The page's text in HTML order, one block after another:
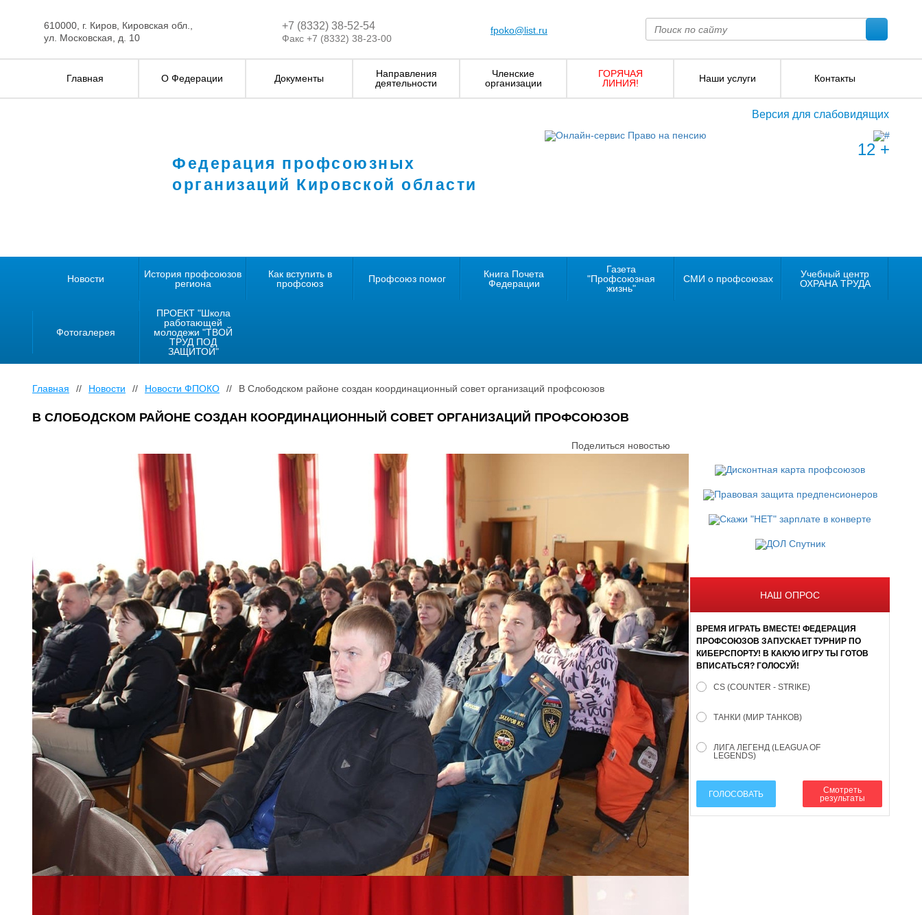
610000, г. Киров, Кировская обл.,
ул. Московская, д. 10
+7 (8332) 38-52-54
Факс +7 (8332) 38-23-00
fpoko@list.ru
Главная О Федерации Документы
Направления
деятельности
Членские
организации
ГОРЯЧАЯ
ЛИНИЯ!
Наши услуги Контакты
Версия для слабовидящих
Федерация профсоюзных
организаций Кировской области
12 +
Новости
История профсоюзов
региона
Как вступить в
профсоюз
Профсоюз помог
Книга Почета
Федерации
Газета
"Профсоюзная
жизнь"
СМИ о профсоюзах
Учебный центр
ОХРАНА ТРУДА
Фотогалерея
ПРОЕКТ "Школа
работающей
молодежи "ТВОЙ
ТРУД ПОД
ЗАЩИТОЙ"
Главная // Новости // Новости ФПОКО // В Слободском районе создан координационный совет организаций профсоюзов
В СЛОБОДСКОМ РАЙОНЕ СОЗДАН КООРДИНАЦИОННЫЙ СОВЕТ ОРГАНИЗАЦИЙ ПРОФСОЮЗОВ
Поделиться новостью
НАШ ОПРОС
ВРЕМЯ ИГРАТЬ ВМЕСТЕ! ФЕДЕРАЦИЯ
ПРОФСОЮЗОВ ЗАПУСКАЕТ ТУРНИР ПО
КИБЕРСПОРТУ! В КАКУЮ ИГРУ ТЫ ГОТОВ
ВПИСАТЬСЯ? ГОЛОСУЙ!
CS (COUNTER - STRIKE)
ТАНКИ (МИР ТАНКОВ)
ЛИГА ЛЕГЕНД (LEAGUA OF
LEGENDS)
ГОЛОСОВАТЬ
Смотреть
результаты